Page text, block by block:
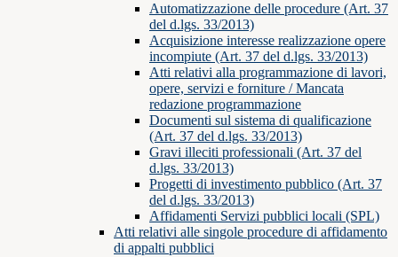
Automatizzazione delle procedure (Art. 37
del d.lgs. 33/2013)
Acquisizione interesse realizzazione opere
incompiute (Art. 37 del d.lgs. 33/2013)
Atti relativi alla programmazione di lavori,
opere, servizi e forniture / Mancata
redazione programmazione
Documenti sul sistema di qualificazione
(Art. 37 del d.lgs. 33/2013)
Gravi illeciti professionali (Art. 37 del
d.lgs. 33/2013)
Progetti di investimento pubblico (Art. 37
del d.lgs. 33/2013)
Affidamenti Servizi pubblici locali (SPL)
Atti relativi alle singole procedure di affidamento
di appalti pubblici